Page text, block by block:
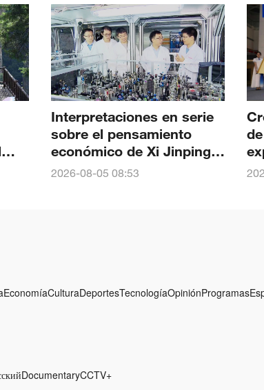
Interpretaciones en serie
sobre el pensamiento
económico de Xi Jinping:
El nacimiento de
2026-08-05 08:53
EconomíaCulturaDeportesTecnologíaOpiniónProgramas
DocumentaryCCTV+